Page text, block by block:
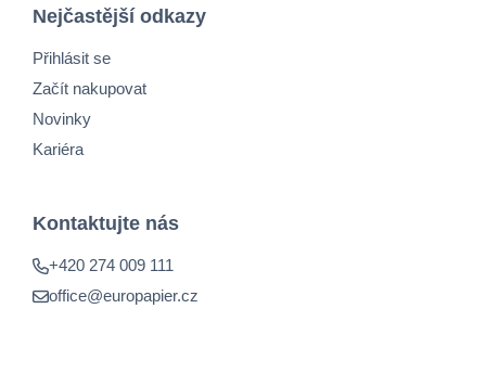
Nejčastější odkazy
Přihlásit se
Začít nakupovat
Novinky
Kariéra
Kontaktujte nás
+420 274 009 111
office@europapier.cz